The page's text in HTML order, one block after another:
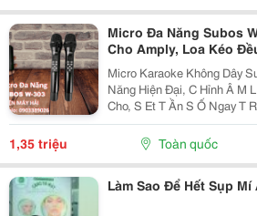
Micro Đa Năng Subos
Cho Amply, Loa Kéo
Micro Karaoke Không Dây
Năng Hiện Đại, C Hỉnh Â M
Cho, S Et T Ần S Ố Ngay T
Ú R Ít, L Oại B Ỏ T Ạp Â M,
Kéo, Amply Karaoke Đều
1,35 triệu Toàn quốc
Làm Sao Để Hết Sụp Mí